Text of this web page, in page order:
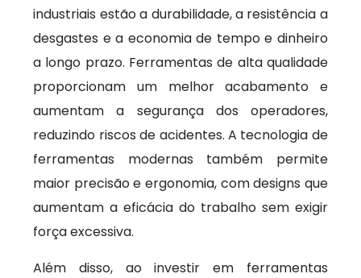
industriais estão a durabilidade, a resistência a
desgastes e a economia de tempo e dinheiro
a longo prazo. Ferramentas de alta qualidade
proporcionam um melhor acabamento e
aumentam a segurança dos operadores,
reduzindo riscos de acidentes. A tecnologia de
ferramentas modernas também permite
maior precisão e ergonomia, com designs que
aumentam a eficácia do trabalho sem exigir
força excessiva.
Além disso, ao investir em ferramentas